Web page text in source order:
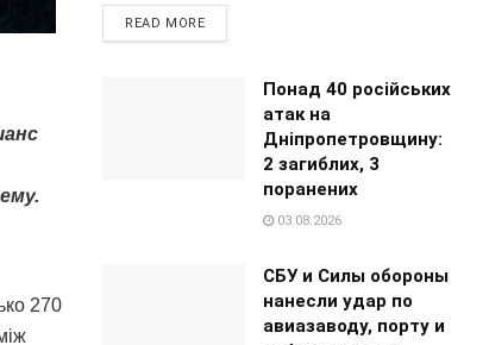
270
READ MORE
Понад 40 російських
атак на
Дніпропетровщину:
2 загиблих, 3
поранених
03.08.2026
СБУ и Силы обороны
нанесли удар по
авиазаводу, порту и